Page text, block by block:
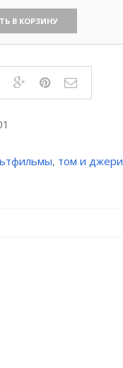
В КОРЗИНУ
, том и джери